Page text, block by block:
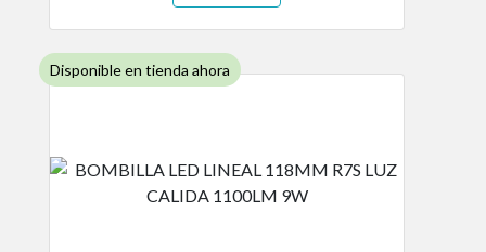
Disponible en tienda ahora